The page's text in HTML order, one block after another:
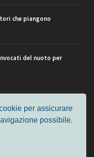
che piangono
del nuoto per
veterani e giovani, chi
per assicurare
possibile.